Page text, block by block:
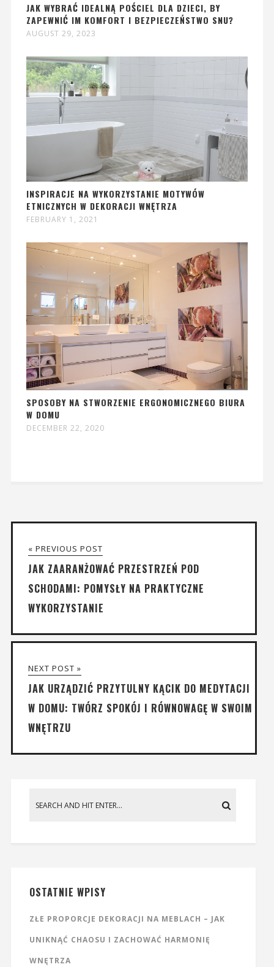
JAK WYBRAĆ IDEALNĄ POŚCIEL DLA DZIECI, BY
ZAPEWNIĆ IM KOMFORT I BEZPIECZEŃSTWO SNU?
AUGUST 29, 2023
INSPIRACJE NA WYKORZYSTANIE MOTYWÓW
ETNICZNYCH W DEKORACJI WNĘTRZA
FEBRUARY 1, 2021
SPOSOBY NA STWORZENIE ERGONOMICZNEGO BIURA
W DOMU
DECEMBER 22, 2020
« PREVIOUS POST
JAK ZAARANŻOWAĆ PRZESTRZEŃ POD
SCHODAMI: POMYSŁY NA PRAKTYCZNE
WYKORZYSTANIE
NEXT POST »
JAK URZĄDZIĆ PRZYTULNY KĄCIK DO MEDYTACJI
W DOMU: TWÓRZ SPOKÓJ I RÓWNOWAGĘ W SWOIM
WNĘTRZU
OSTATNIE WPISY
ZŁE PROPORCJE DEKORACJI NA MEBLACH – JAK
UNIKNĄĆ CHAOSU I ZACHOWAĆ HARMONIĘ
WNĘTRZA